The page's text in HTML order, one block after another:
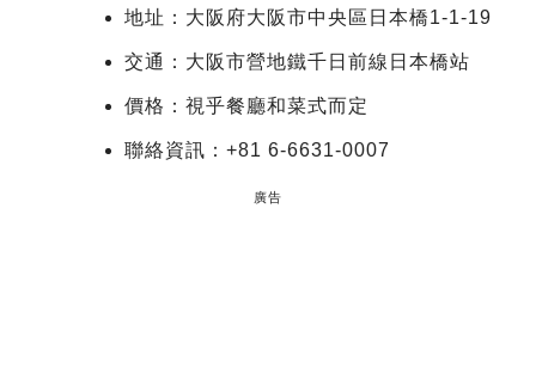
地址：大阪府大阪市中央區日本橋1-1-19
交通：大阪市營地鐵千日前線日本橋站
價格：視乎餐廳和菜式而定
聯絡資訊：+81 6-6631-0007
廣告